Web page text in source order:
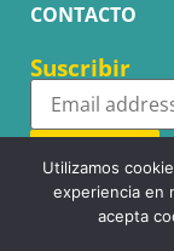
CONTACTO
Suscribir
Subscribe
Utilizamos
experiencia en
acepta